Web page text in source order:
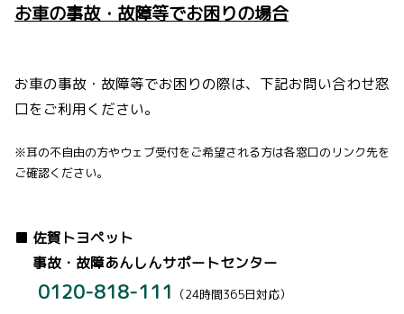
お車の事故・故障等でお困りの場合
お車の事故・故障等でお困りの際は、下記お問い合わせ窓
口をご利用ください。
※耳の不自由の方やウェブ受付をご希望される方は各窓口のリンク先を
ご確認ください。
■ 佐賀トヨペット
事故・故障あんしんサポートセンター
0120-818-111 （24時間365日対応）